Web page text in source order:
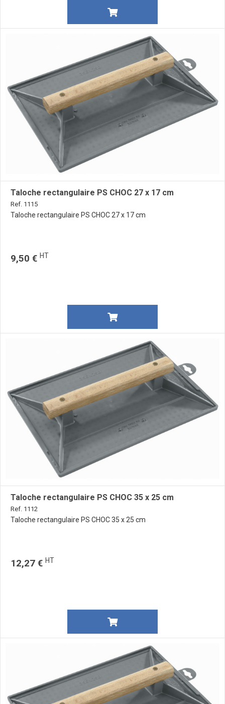
Taloche rectangulaire PS CHOC 27 x 17 cm
Ref. 1115
Taloche rectangulaire PS CHOC 27 x 17 cm
9,50 € HT
Taloche rectangulaire PS CHOC 35 x 25 cm
Ref. 1112
Taloche rectangulaire PS CHOC 35 x 25 cm
12,27 € HT